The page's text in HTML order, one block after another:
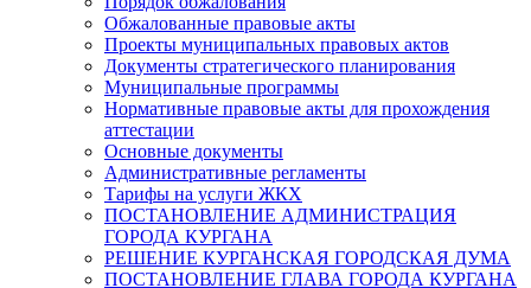
Обжалованные правовые акты
Проекты муниципальных правовых актов
Документы стратегического планирования
Муниципальные программы
Нормативные правовые акты для прохождения
аттестации
Основные документы
Административные регламенты
Тарифы на услуги ЖКХ
ПОСТАНОВЛЕНИЕ АДМИНИСТРАЦИЯ
ГОРОДА КУРГАНА
РЕШЕНИЕ КУРГАНСКАЯ ГОРОДСКАЯ ДУМА
ПОСТАНОВЛЕНИЕ ГЛАВА ГОРОДА КУРГАНА